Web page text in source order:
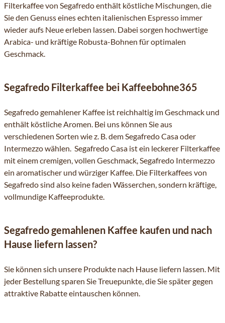
Filterkaffee von Segafredo enthält köstliche Mischungen, die
Sie den Genuss eines echten italienischen Espresso immer
wieder aufs Neue erleben lassen. Dabei sorgen hochwertige
Arabica- und kräftige Robusta-Bohnen für optimalen
Geschmack.
Segafredo Filterkaffee bei Kaffeebohne365
Segafredo gemahlener Kaffee ist reichhaltig im Geschmack und
enthält köstliche Aromen. Bei uns können Sie aus
verschiedenen Sorten wie z. B. dem Segafredo Casa oder
Intermezzo wählen. Segafredo Casa ist ein leckerer Filterkaffee
mit einem cremigen, vollen Geschmack, Segafredo Intermezzo
ein aromatischer und würziger Kaffee. Die Filterkaffees von
Segafredo sind also keine faden Wässerchen, sondern kräftige,
vollmundige Kaffeeprodukte.
Segafredo gemahlenen Kaffee kaufen und nach
Hause liefern lassen?
Sie können sich unsere Produkte nach Hause liefern lassen. Mit
jeder Bestellung sparen Sie Treuepunkte, die Sie später gegen
attraktive Rabatte eintauschen können.